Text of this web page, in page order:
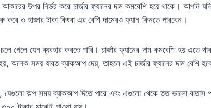
উপর নির্ভর করে চার্জার ফ্যানের দাম কমবেশি হয়ে থাকে। আপনি
৩ হাজার টাকা কিংবা এর বেশি দামেরও ফ্যান কিনতে পারবেন।
গেলে যেন ব্যবহার করতে পারি। চার্জার ফ্যানের দাম কমবেশি হয় এতে
হয়, অনেক সময় যাবত ব্যাকআপ দেয়, তাহলে এই চার্জার ফ্যানের দাম বেশি
যেগুলো অল্প সময় ব্যাকআপ দিতে পারে এবং এগুলো থেকে তত ভালো বাতাস